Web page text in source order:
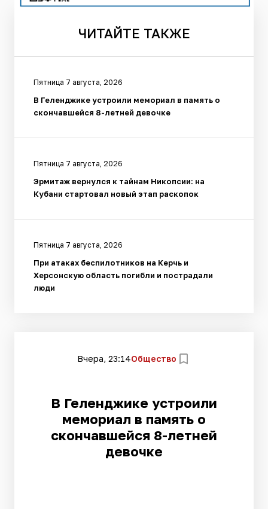
ЧИТАЙТЕ ТАКЖЕ
Пятница 7 августа, 2026
В Геленджике устроили мемориал в память о
скончавшейся 8-летней девочке
Пятница 7 августа, 2026
Эрмитаж вернулся к тайнам Никопсии: на
Кубани стартовал новый этап раскопок
Пятница 7 августа, 2026
При атаках беспилотников на Керчь и
Херсонскую область погибли и пострадали
люди
Вчера, 23:14Общество
В Геленджике устроили
мемориал в память о
скончавшейся 8-летней
девочке